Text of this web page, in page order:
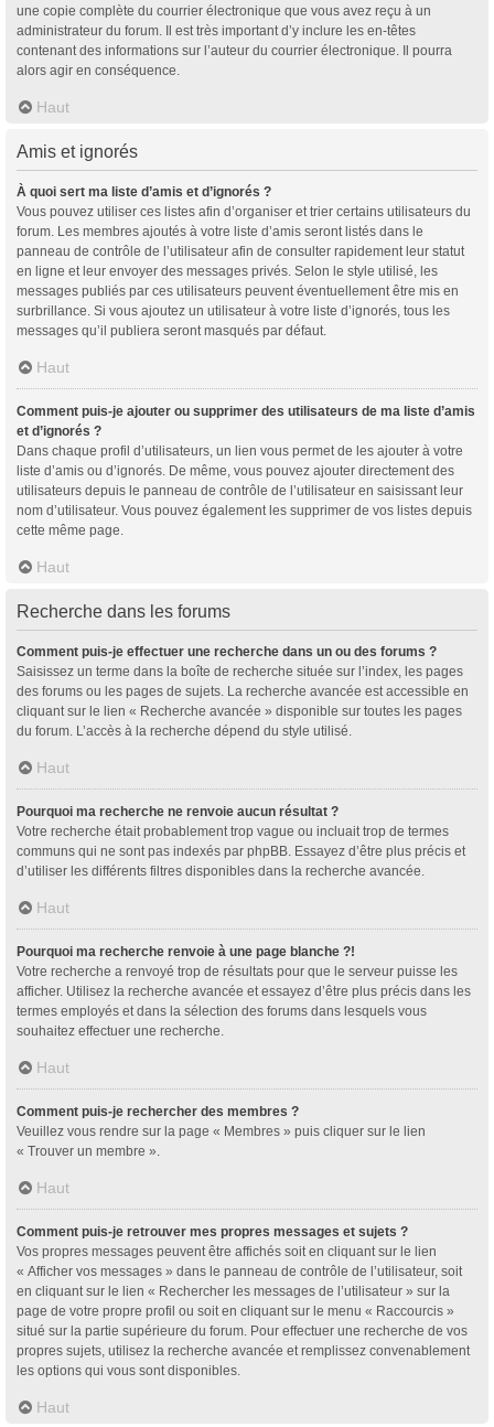
une copie complète du courrier électronique que vous avez reçu à un
administrateur du forum. Il est très important d’y inclure les en-têtes
contenant des informations sur l’auteur du courrier électronique. Il pourra
alors agir en conséquence.
Haut
Amis et ignorés
À quoi sert ma liste d’amis et d’ignorés ?
Vous pouvez utiliser ces listes afin d’organiser et trier certains utilisateurs du
forum. Les membres ajoutés à votre liste d’amis seront listés dans le
panneau de contrôle de l’utilisateur afin de consulter rapidement leur statut
en ligne et leur envoyer des messages privés. Selon le style utilisé, les
messages publiés par ces utilisateurs peuvent éventuellement être mis en
surbrillance. Si vous ajoutez un utilisateur à votre liste d’ignorés, tous les
messages qu’il publiera seront masqués par défaut.
Haut
Comment puis-je ajouter ou supprimer des utilisateurs de ma liste d’amis
et d’ignorés ?
Dans chaque profil d’utilisateurs, un lien vous permet de les ajouter à votre
liste d’amis ou d’ignorés. De même, vous pouvez ajouter directement des
utilisateurs depuis le panneau de contrôle de l’utilisateur en saisissant leur
nom d’utilisateur. Vous pouvez également les supprimer de vos listes depuis
cette même page.
Haut
Recherche dans les forums
Comment puis-je effectuer une recherche dans un ou des forums ?
Saisissez un terme dans la boîte de recherche située sur l’index, les pages
des forums ou les pages de sujets. La recherche avancée est accessible en
cliquant sur le lien « Recherche avancée » disponible sur toutes les pages
du forum. L’accès à la recherche dépend du style utilisé.
Haut
Pourquoi ma recherche ne renvoie aucun résultat ?
Votre recherche était probablement trop vague ou incluait trop de termes
communs qui ne sont pas indexés par phpBB. Essayez d’être plus précis et
d’utiliser les différents filtres disponibles dans la recherche avancée.
Haut
Pourquoi ma recherche renvoie à une page blanche ?!
Votre recherche a renvoyé trop de résultats pour que le serveur puisse les
afficher. Utilisez la recherche avancée et essayez d’être plus précis dans les
termes employés et dans la sélection des forums dans lesquels vous
souhaitez effectuer une recherche.
Haut
Comment puis-je rechercher des membres ?
Veuillez vous rendre sur la page « Membres » puis cliquer sur le lien
« Trouver un membre ».
Haut
Comment puis-je retrouver mes propres messages et sujets ?
Vos propres messages peuvent être affichés soit en cliquant sur le lien
« Afficher vos messages » dans le panneau de contrôle de l’utilisateur, soit
en cliquant sur le lien « Rechercher les messages de l’utilisateur » sur la
page de votre propre profil ou soit en cliquant sur le menu « Raccourcis »
situé sur la partie supérieure du forum. Pour effectuer une recherche de vos
propres sujets, utilisez la recherche avancée et remplissez convenablement
les options qui vous sont disponibles.
Haut